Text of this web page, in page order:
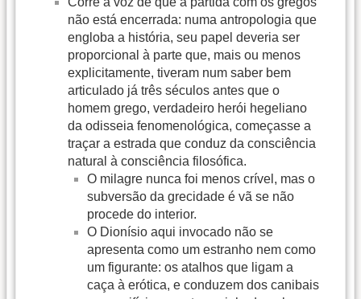
não está encerrada: numa antropologia que
engloba a história, seu papel deveria ser
proporcional à parte que, mais ou menos
explicitamente, tiveram num saber bem
articulado já três séculos antes que o
homem grego, verdadeiro herói hegeliano
da odisseia fenomenológica, começasse a
traçar a estrada que conduz da consciência
natural à consciência filosófica.
O milagre nunca foi menos crível, mas o
subversão da grecidade é vã se não
procede do interior.
O Dionísio aqui invocado não se
apresenta como um estranho nem como
um figurante: os atalhos que ligam a
caça à erótica, e conduzem dos canibais